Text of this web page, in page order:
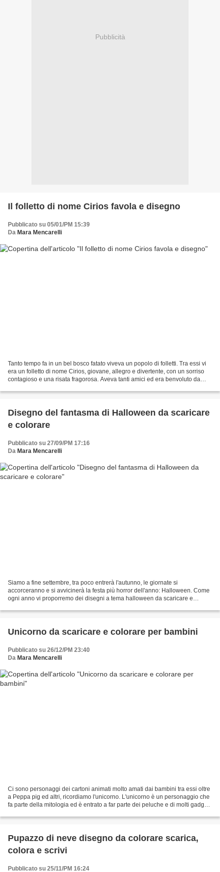
Pubblicità
Il folletto di nome Cirios favola e disegno
Pubblicato su 05/01/PM 15:39
Da Mara Mencarelli
Tanto tempo fa in un bel bosco fatato viveva un popolo di folletti. Tra essi vi
era un folletto di nome Cirios, giovane, allegro e divertente, con un sorriso
contagioso e una risata fragorosa. Aveva tanti amici ed era benvoluto da
Disegno del fantasma di Halloween da scaricare
e colorare
Pubblicato su 27/09/PM 17:16
Da Mara Mencarelli
Siamo a fine settembre, tra poco entrerà l'autunno, le giornate si
accorceranno e si avvicinerà la festa più horror dell'anno: Halloween. Come
ogni anno vi proporremo dei disegni a tema halloween da scaricare e
Unicorno da scaricare e colorare per bambini
Pubblicato su 26/12/PM 23:40
Da Mara Mencarelli
Ci sono personaggi dei cartoni animati molto amati dai bambini tra essi oltre
a Peppa pig ed altri, ricordiamo l'unicorno. L'unicorno è un personaggio che
fa parte della mitologia ed è entrato a far parte dei peluche e di molti gadget
Pupazzo di neve disegno da colorare scarica,
colora e scrivi
Pubblicato su 25/11/PM 16:24